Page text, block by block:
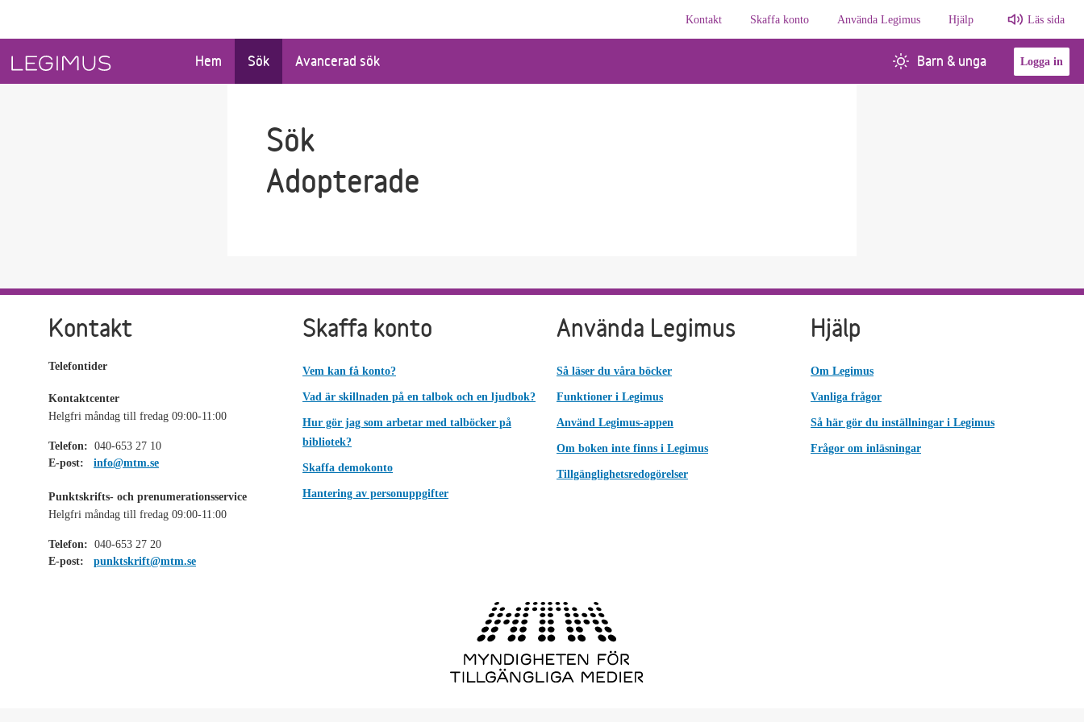
Kontakt
Skaffa konto Använda Legimus Hjälp Läs sida
Hem Sök Avancerad sök Barn & unga Logga in
Sök
Adopterade
Kontakt
Telefontider
Kontaktcenter
Helgfri måndag till fredag 09:00-11:00
Telefon: 040-653 27 10
E-post:
info@mtm.se
Punktskrifts- och prenumerationsservice
Helgfri måndag till fredag 09:00-11:00
Telefon: 040-653 27 20
E-post:
punktskrift@mtm.se
Skaffa konto
Vem kan få konto?
Vad är skillnaden på en talbok och en ljudbok?
Hur gör jag som arbetar med talböcker på
bibliotek?
Skaffa demokonto
Hantering av personuppgifter
Använda Legimus
Så läser du våra böcker
Funktioner i Legimus
Använd Legimus-appen
Om boken inte finns i Legimus
Tillgänglighetsredogörelser
Hjälp
Om Legimus
Vanliga frågor
Så här gör du inställningar i Legimus
Frågor om inläsningar